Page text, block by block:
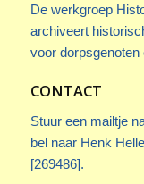
De werkgroep
archiveert
voor dorpsgenoten
CONTACT
Stuur een mailtje
bel naar Henk
[269486].